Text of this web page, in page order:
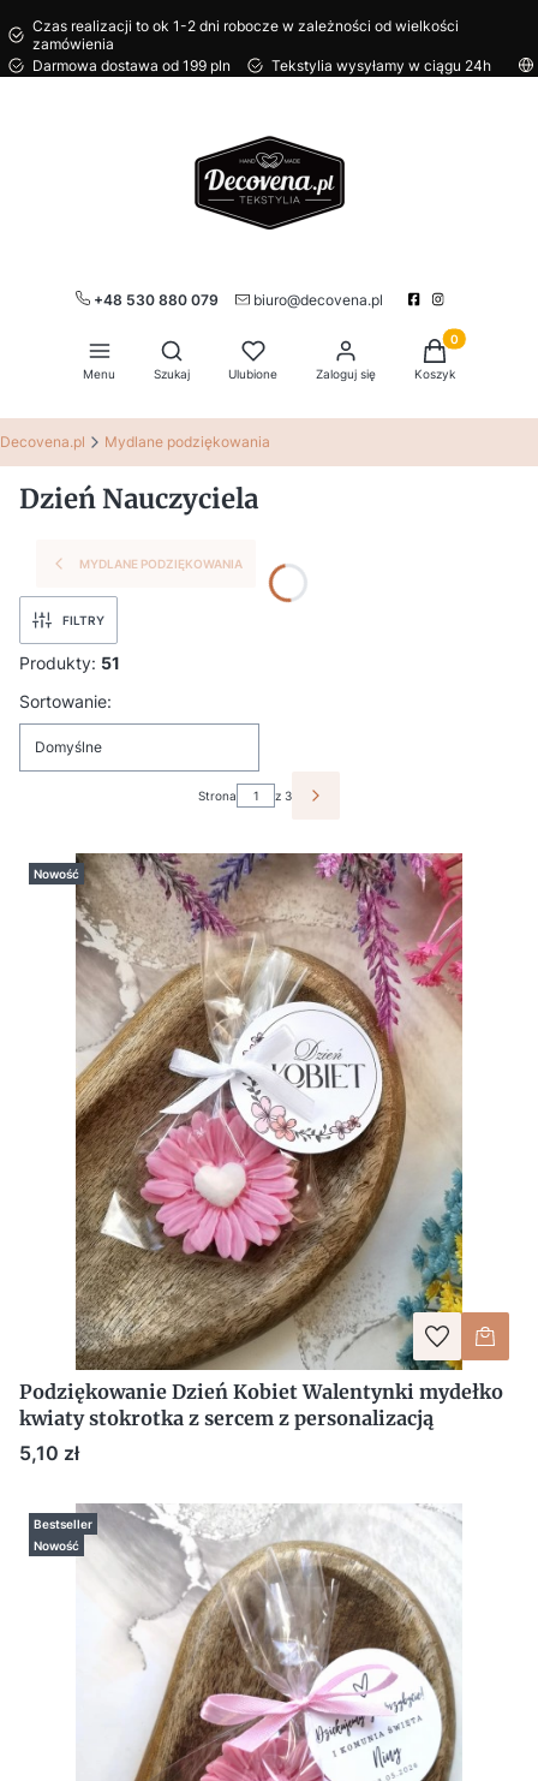
Czas realizacji to ok 1-2 dni robocze w zależności od wielkości
zamówienia
Darmowa dostawa od 199 pln
Tekstylia wysyłamy w ciągu 24h
+48 530 880 079 biuro@decovena.pl
Menu
Otwórz wyszukiwarkę
Szukaj Ulubione Zaloguj się
Produkty w
Koszyk
Decovena.pl Mydlane podziękowania
Dzień Nauczyciela
MYDLANE PODZIĘKOWANIA
FILTRY
Produkty: 51
Lista produktów
Sortowanie:
Domyślne
Strona z 3 NASTĘPNE PRODUKTY
Nowość
Podziękowanie Dzień Kobiet Walentynki mydełko
kwiaty stokrotka z sercem z personalizacją
Cena
5,10 zł
Bestseller
Nowość